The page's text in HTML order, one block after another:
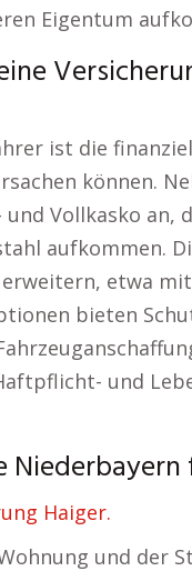
Eigentum
ist die
können.
Vollkasko an,
aufkommen.
etwa
bieten
und
Haiger.
und der